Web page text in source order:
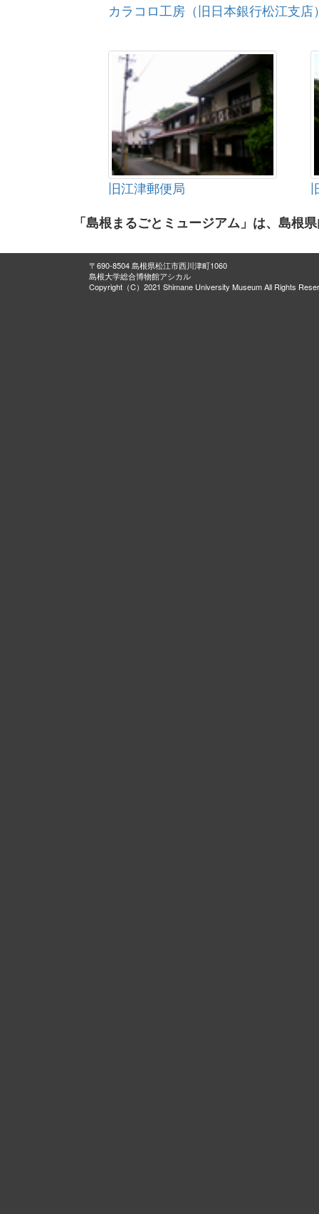
カラコロ工房（旧日本銀行松江支店
旧江津郵便局
「島根まるごとミュージアム」は、島根
〒690-8504 島根県松江市西川津町1060
島根大学総合博物館アシカル
Copyright（C）2021 Shimane University Museum All Rights